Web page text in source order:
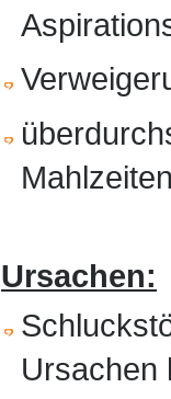
Ursachen:
Ursachen